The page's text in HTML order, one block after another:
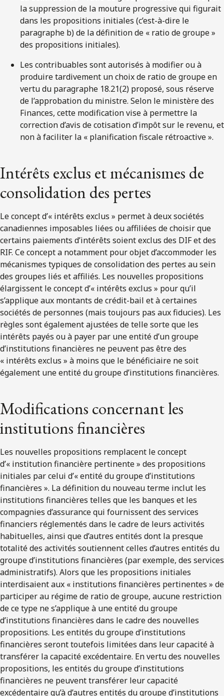
la suppression de la mouture progressive qui figurait
dans les propositions initiales (c’est-à-dire le
paragraphe b) de la définition de « ratio de groupe »
des propositions initiales).
Les contribuables sont autorisés à modifier ou à
produire tardivement un choix de ratio de groupe en
vertu du paragraphe 18.21(2) proposé, sous réserve
de l’approbation du ministre. Selon le ministère des
Finances, cette modification vise à permettre la
correction d’avis de cotisation d’impôt sur le revenu, et
non à faciliter la « planification fiscale rétroactive ».
Intérêts exclus et mécanismes de
consolidation des pertes
Le concept d’« intérêts exclus » permet à deux sociétés
canadiennes imposables liées ou affiliées de choisir que
certains paiements d’intérêts soient exclus des DIF et des
RIF. Ce concept a notamment pour objet d’accommoder les
mécanismes typiques de consolidation des pertes au sein
des groupes liés et affiliés. Les nouvelles propositions
élargissent le concept d’« intérêts exclus » pour qu’il
s’applique aux montants de crédit-bail et à certaines
sociétés de personnes (mais toujours pas aux fiducies). Les
règles sont également ajustées de telle sorte que les
intérêts payés ou à payer par une entité d’un groupe
d’institutions financières ne peuvent pas être des
« intérêts exclus » à moins que le bénéficiaire ne soit
également une entité du groupe d’institutions financières.
Modifications concernant les
institutions financières
Les nouvelles propositions remplacent le concept
d’« institution financière pertinente » des propositions
initiales par celui d’« entité du groupe d’institutions
financières ». La définition du nouveau terme inclut les
institutions financières telles que les banques et les
compagnies d’assurance qui fournissent des services
financiers réglementés dans le cadre de leurs activités
habituelles, ainsi que d’autres entités dont la presque
totalité des activités soutiennent celles d’autres entités du
groupe d’institutions financières (par exemple, des services
administratifs). Alors que les propositions initiales
interdisaient aux « institutions financières pertinentes » de
participer au régime de ratio de groupe, aucune restriction
de ce type ne s’applique à une entité du groupe
d’institutions financières dans le cadre des nouvelles
propositions. Les entités du groupe d’institutions
financières seront toutefois limitées dans leur capacité à
transférer la capacité excédentaire. En vertu des nouvelles
propositions, les entités du groupe d’institutions
financières ne peuvent transférer leur capacité
excédentaire qu’à d’autres entités du groupe d’institutions